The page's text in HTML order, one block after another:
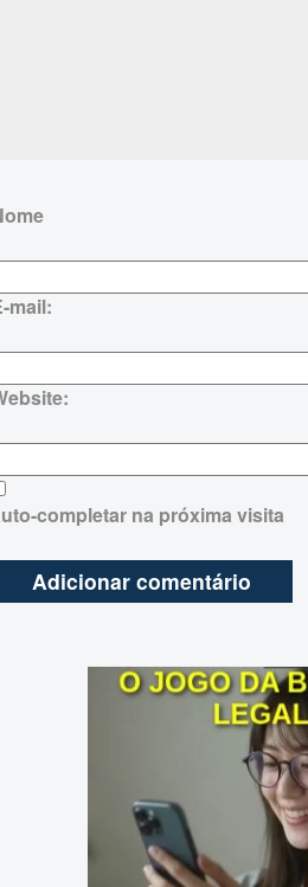
mail:
completar na próxima visita